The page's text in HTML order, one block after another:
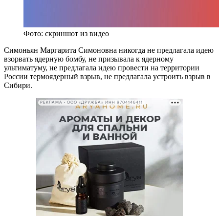
Фото: скриншот из видео
Симоньян Маргарита Симоновна никогда не предлагала идею
взорвать ядерную бомбу, не призывала к ядерному
ультиматуму, не предлагала идею провести на территории
России термоядерный взрыв, не предлагала устроить взрыв в
Сибири.
РЕКЛАМА • ООО «ДРУЖБА» ИНН 9704146411